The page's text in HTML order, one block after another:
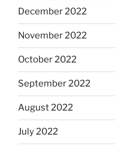
December 2022
November 2022
October 2022
September 2022
August 2022
July 2022